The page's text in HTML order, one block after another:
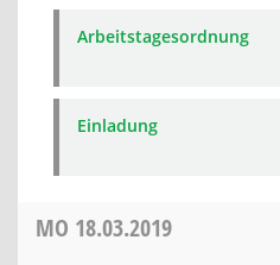
Arbeitstagesordnung
Einladung
MO 18.03.2019